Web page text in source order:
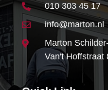
 010 303 45 17
 info@marton.nl

Marton
Van't Hoffstraat